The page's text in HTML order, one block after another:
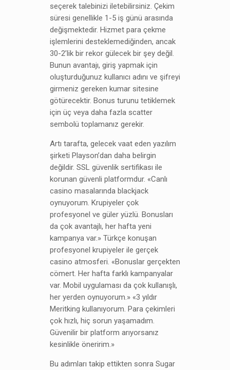
seçerek talebinizi iletebilirsiniz. Çekim
süresi genellikle 1-5 iş günü arasında
değişmektedir. Hizmet para çekme
işlemlerini desteklemediğinden, ancak
30-2’lik bir rekor gülecek bir şey değil.
Bunun avantajı, giriş yapmak için
oluşturduğunuz kullanıcı adını ve şifreyi
girmeniz gereken kumar sitesine
götürecektir. Bonus turunu tetiklemek
için üç veya daha fazla scatter
sembolü toplamanız gerekir.
Artı tarafta, gelecek vaat eden yazılım
şirketi Playson’dan daha belirgin
değildir. SSL güvenlik sertifikası ile
korunan güvenli platformdur. «Canlı
casino masalarında blackjack
oynuyorum. Krupiyeler çok
profesyonel ve güler yüzlü. Bonusları
da çok avantajlı, her hafta yeni
kampanya var.» Türkçe konuşan
profesyonel krupiyeler ile gerçek
casino atmosferi. «Bonuslar gerçekten
cömert. Her hafta farklı kampanyalar
var. Mobil uygulaması da çok kullanışlı,
her yerden oynuyorum.» «3 yıldır
Meritking kullanıyorum. Para çekimleri
çok hızlı, hiç sorun yaşamadım.
Güvenilir bir platform arıyorsanız
kesinlikle öneririm.»
Bu adımları takip ettikten sonra Sugar